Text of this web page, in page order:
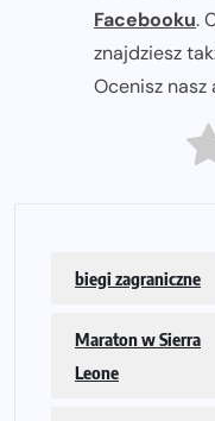
Facebooku.
znajdziesz
Ocenisz nasz
biegi zagraniczne
Maraton w Sierra
Leone